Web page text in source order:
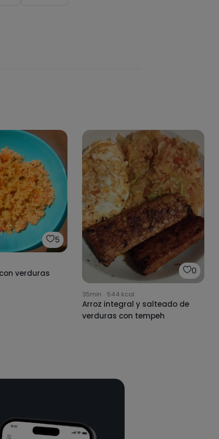
5
verduras 0
35min · 544 kcal
Arroz integral y salteado de
verduras con tempeh